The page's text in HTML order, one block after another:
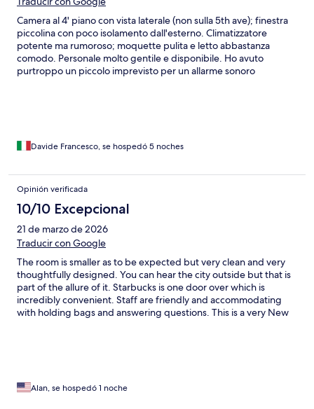
Camera al 4' piano con vista laterale (non sulla 5th ave); finestra
piccolina con poco isolamento dall'esterno. Climatizzatore
potente ma rumoroso; moquette pulita e letto abbastanza
comodo. Personale molto gentile e disponibile. Ho avuto
purtroppo un piccolo imprevisto per un allarme sonoro
Davide Francesco, se hospedó 5 noches
Opinión verificada
10/10 Excepcional
21 de marzo de 2026
Traducir con Google
The room is smaller as to be expected but very clean and very
thoughtfully designed. You can hear the city outside but that is
part of the allure of it. Starbucks is one door over which is
incredibly convenient. Staff are friendly and accommodating
with holding bags and answering questions. This is a very New
Alan, se hospedó 1 noche